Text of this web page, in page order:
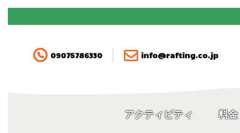
09075786330 info@rafting.co.jp
アクティビティ 料金
空き状況・ご予約